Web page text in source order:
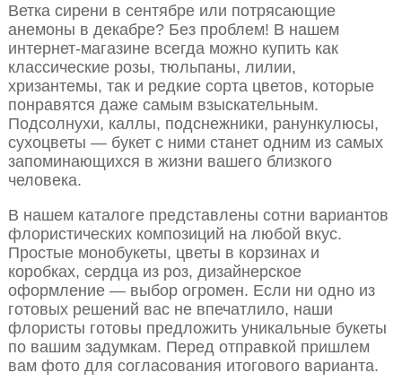
Ветка сирени в сентябре или потрясающие
анемоны в декабре? Без проблем! В нашем
интернет-магазине всегда можно купить как
классические розы, тюльпаны, лилии,
хризантемы, так и редкие сорта цветов, которые
понравятся даже самым взыскательным.
Подсолнухи, каллы, подснежники, ранункулюсы,
сухоцветы — букет с ними станет одним из самых
запоминающихся в жизни вашего близкого
человека.
В нашем каталоге представлены сотни вариантов
флористических композиций на любой вкус.
Простые монобукеты, цветы в корзинах и
коробках, сердца из роз, дизайнерское
оформление — выбор огромен. Если ни одно из
готовых решений вас не впечатлило, наши
флористы готовы предложить уникальные букеты
по вашим задумкам. Перед отправкой пришлем
вам фото для согласования итогового варианта.